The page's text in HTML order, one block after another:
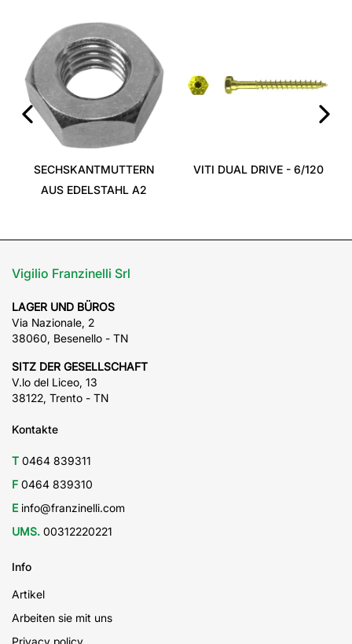
SECHSKANTMUTTERN
AUS EDELSTAHL A2
VITI DUAL DRIVE - 6/120
Vigilio Franzinelli Srl
LAGER UND BÜROS
Via Nazionale, 2
38060, Besenello - TN
SITZ DER GESELLSCHAFT
V.lo del Liceo, 13
38122, Trento - TN
Kontakte
T 0464 839311
F 0464 839310
E info@franzinelli.com
UMS. 00312220221
Info
Artikel
Arbeiten sie mit uns
Privacy policy